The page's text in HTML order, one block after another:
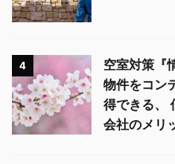
4
空室対策『
物件をコン
得できる、
会社のメリ